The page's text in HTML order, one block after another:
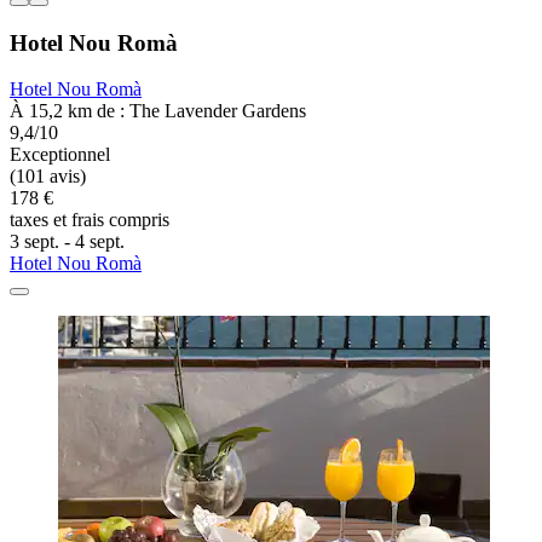
Hotel Nou Romà
Hotel Nou Romà
À 15,2 km de : The Lavender Gardens
9,4/10
Exceptionnel
(101 avis)
178 €
taxes et frais compris
3 sept. - 4 sept.
Hotel Nou Romà